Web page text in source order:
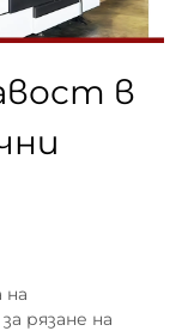
в
рязане на